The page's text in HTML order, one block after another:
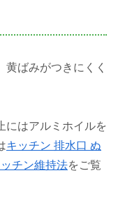
ばみがつきにくく
にはアルミホイルを
キッチン 排水口 ぬ
チン維持法をご覧